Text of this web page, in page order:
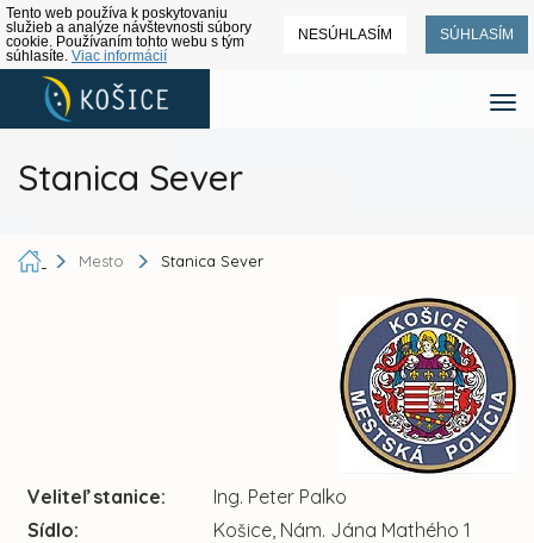
Tento web používa k poskytovaniu
služieb a analýze návštevnosti súbory
cookie. Používaním tohto webu s tým
súhlasíte. Viac informácií
NESÚHLASÍM SÚHLASÍM
Stanica Sever
Mesto Stanica Sever
Veliteľ stanice:
Ing. Peter Palko
Sídlo:
Košice, Nám. Jána Mathého 1